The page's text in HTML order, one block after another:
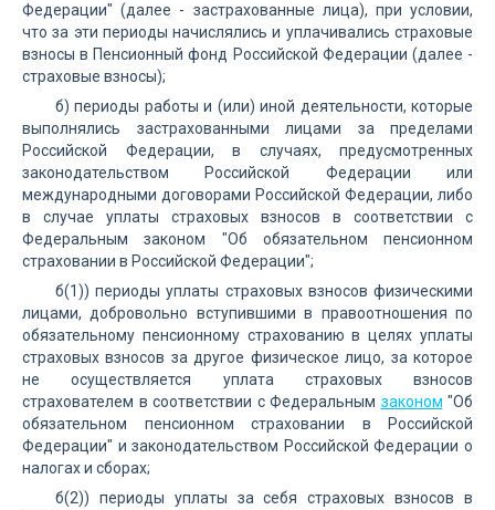
Федерации" (далее - застрахованные лица), при условии,
что за эти периоды начислялись и уплачивались страховые
взносы в Пенсионный фонд Российской Федерации (далее -
страховые взносы);
б) периоды работы и (или) иной деятельности, которые
выполнялись застрахованными лицами за пределами
Российской Федерации, в случаях, предусмотренных
законодательством Российской Федерации или
международными договорами Российской Федерации, либо
в случае уплаты страховых взносов в соответствии с
Федеральным законом "Об обязательном пенсионном
страховании в Российской Федерации";
б(1)) периоды уплаты страховых взносов физическими
лицами, добровольно вступившими в правоотношения по
обязательному пенсионному страхованию в целях уплаты
страховых взносов за другое физическое лицо, за которое
не осуществляется уплата страховых взносов
страхователем в соответствии с Федеральным законом "Об
обязательном пенсионном страховании в Российской
Федерации" и законодательством Российской Федерации о
налогах и сборах;
б(2)) периоды уплаты за себя страховых взносов в